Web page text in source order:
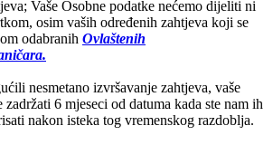
Vaše Osobne podatke nećemo dijeliti ni
osim vaših određenih zahtjeva koji se
odabranih Ovlaštenih
nesmetano izvršavanje zahtjeva, vaše
zadržati 6 mjeseci od datuma kada ste nam ih
nakon isteka tog vremenskog razdoblja.